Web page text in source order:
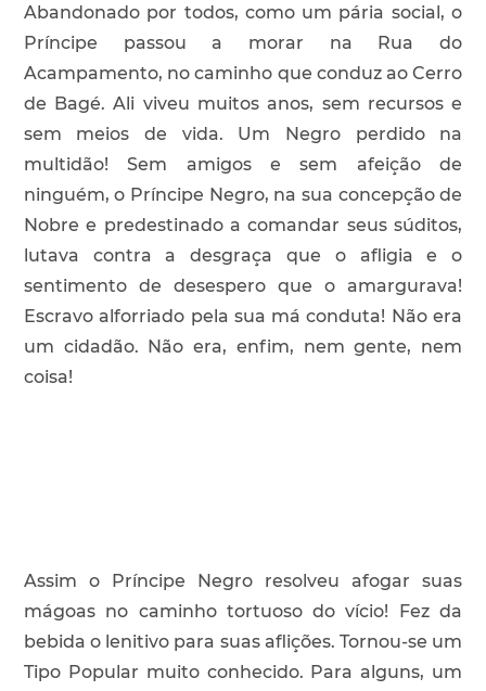
Abandonado por todos, como um pária social, o
Príncipe passou a morar na Rua do
Acampamento, no caminho que conduz ao Cerro
de Bagé. Ali viveu muitos anos, sem recursos e
sem meios de vida. Um Negro perdido na
multidão! Sem amigos e sem afeição de
ninguém, o Príncipe Negro, na sua concepção de
Nobre e predestinado a comandar seus súditos,
lutava contra a desgraça que o afligia e o
sentimento de desespero que o amargurava!
Escravo alforriado pela sua má conduta! Não era
um cidadão. Não era, enfim, nem gente, nem
coisa!
Assim o Príncipe Negro resolveu afogar suas
mágoas no caminho tortuoso do vício! Fez da
bebida o lenitivo para suas aflições. Tornou-se um
Tipo Popular muito conhecido. Para alguns, um